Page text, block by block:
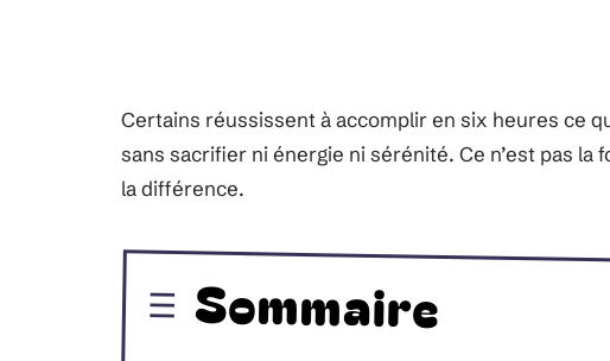
Certains réussissent à accomplir en six heures ce
sans sacrifier ni énergie ni sérénité. Ce n’est pas
la différence.
Sommaire